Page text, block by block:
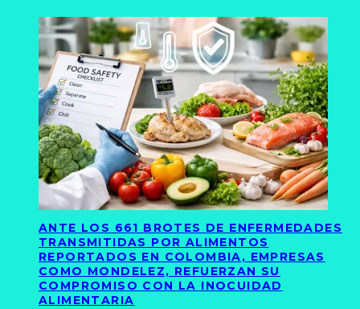
ANTE LOS 661 BROTES DE ENFERMEDADES
TRANSMITIDAS POR ALIMENTOS
REPORTADOS EN COLOMBIA, EMPRESAS
COMO MONDELEZ, REFUERZAN SU
COMPROMISO CON LA INOCUIDAD
ALIMENTARIA